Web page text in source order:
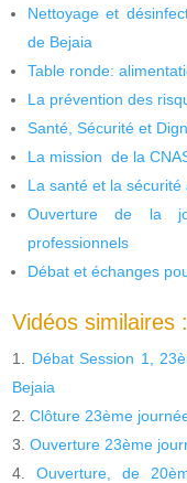
Nettoyage et
de Bejaia
Table ronde:
La prévention des
Santé, Sécurité et
La mission de la
La santé et la
Ouverture de la
professionnels
Débat et échanges
Vidéos similaires :
Débat Session 1,
Bejaia
Clôture 23ème
Ouverture 23ème
Ouverture, de